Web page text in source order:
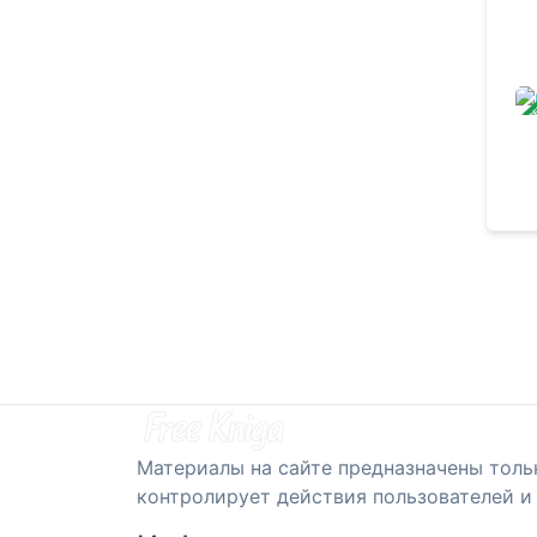
Материалы на сайте предназначены
контролирует действия пользователей